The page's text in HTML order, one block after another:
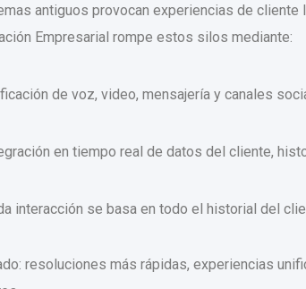
antiguos provocan experiencias de cliente
Empresarial rompe estos silos mediante:
de voz, video, mensajería y canales
en tiempo real de datos del cliente,
interacción se basa en todo el historial del
resoluciones más rápidas, experiencias